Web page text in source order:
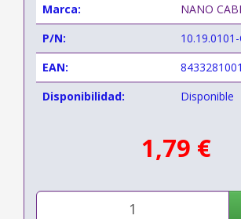
Marca:
NANO
P/N:
EAN:
Disponibilidad:
Disponible
1,79 €